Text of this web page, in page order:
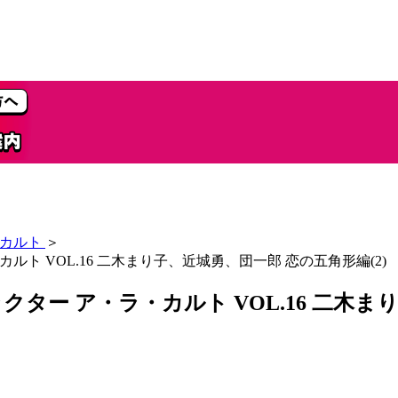
ルト
＞
ルト VOL.16 二木まり子、近城勇、団一郎 恋の五角形編(2)
ター ア・ラ・カルト VOL.16 二木ま